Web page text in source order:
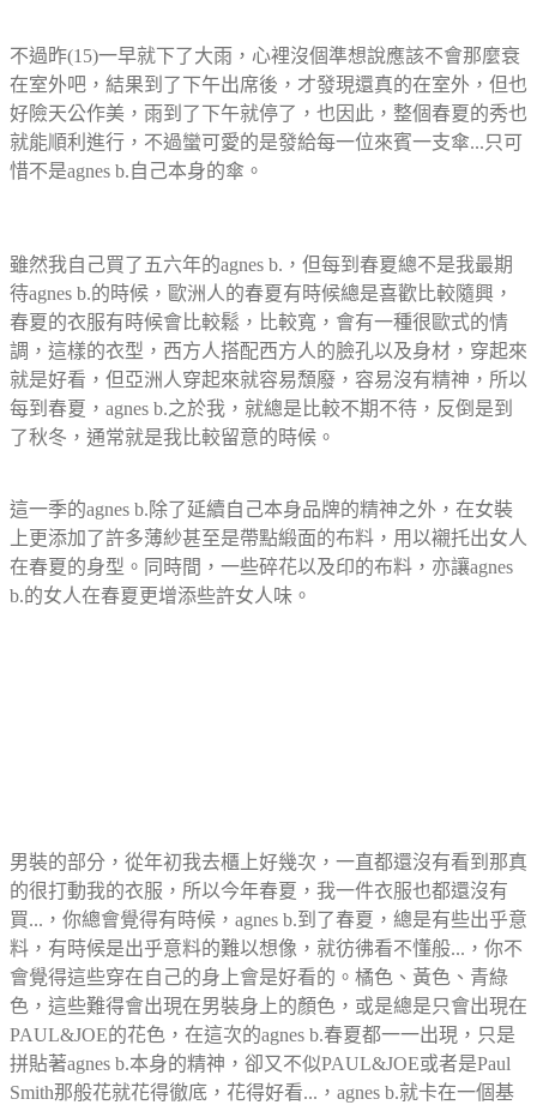
不過昨(15)一早就下了大雨，心裡沒個準想說應該不會那麼衰
在室外吧，結果到了下午出席後，才發現還真的在室外，但也
好險天公作美，雨到了下午就停了，也因此，整個春夏的秀也
就能順利進行，不過蠻可愛的是發給每一位來賓一支傘...只可
惜不是agnes b.自己本身的傘。
雖然我自己買了五六年的agnes b.，但每到春夏總不是我最期
待agnes b.的時候，歐洲人的春夏有時候總是喜歡比較隨興，
春夏的衣服有時候會比較鬆，比較寬，會有一種很歐式的情
調，這樣的衣型，西方人搭配西方人的臉孔以及身材，穿起來
就是好看，但亞洲人穿起來就容易頹廢，容易沒有精神，所以
每到春夏，agnes b.之於我，就總是比較不期不待，反倒是到
了秋冬，通常就是我比較留意的時候。
這一季的agnes b.除了延續自己本身品牌的精神之外，在女裝
上更添加了許多薄紗甚至是帶點緞面的布料，用以襯托出女人
在春夏的身型。同時間，一些碎花以及印的布料，亦讓agnes
b.的女人在春夏更增添些許女人味。
男裝的部分，從年初我去櫃上好幾次，一直都還沒有看到那真
的很打動我的衣服，所以今年春夏，我一件衣服也都還沒有
買...，你總會覺得有時候，agnes b.到了春夏，總是有些出乎意
料，有時候是出乎意料的難以想像，就彷彿看不懂般...，你不
會覺得這些穿在自己的身上會是好看的。橘色、黃色、青綠
色，這些難得會出現在男裝身上的顏色，或是總是只會出現在
PAUL&JOE的花色，在這次的agnes b.春夏都一一出現，只是
拼貼著agnes b.本身的精神，卻又不似PAUL&JOE或者是Paul
Smith那般花就花得徹底，花得好看...，agnes b.就卡在一個基